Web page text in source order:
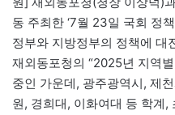
동 주최한 ‘7월 23일 국회 정
정부와 지방정부의 정책에 대
재외동포청의 “2025년 지역
중인 가운데, 광주광역시, 제
원, 경희대, 이화여대 등 학계